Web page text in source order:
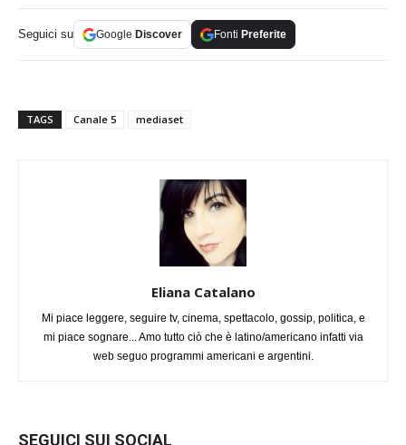
Seguici su Google Discover Fonti Preferite
TAGS Canale 5 mediaset
Eliana Catalano
Mi piace leggere, seguire tv, cinema, spettacolo, gossip, politica, e
mi piace sognare... Amo tutto ciò che è latino/americano infatti via
web seguo programmi americani e argentini.
SEGUICI SUI SOCIAL